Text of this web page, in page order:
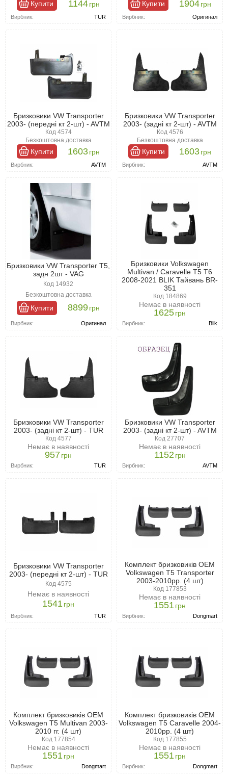
рухаються позаду. Це допомагає уникнути аварійних ситуацій.
на зовнішній вигляд автомобіля. Їх нерідко використовують як
елемент тюнінгу, підкреслюючи стиль та індивідуальність
транспортного засобу.
Купити 1144грн
Вирбник: TUR
Купити 1904грн
Вирбник: Оригинал
Бризковики VW Transporter
2003- (передні кт 2-шт) - AVTM
Код 4574
Безкоштовна доставка
Купити 1603грн
Вирбник: AVTM
Бризковики VW Transporter
2003- (задні кт 2-шт) - AVTM
Код 4576
Безкоштовна доставка
Купити 1603грн
Вирбник: AVTM
Бризковики VW Transporter T5,
задн 2шт - VAG
Код 14932
Безкоштовна доставка
Купити 8899грн
Вирбник: Оригинал
Бризковики Volkswagen
Multivan / Caravelle T5 T6
2008-2021 BLIK Тайвань BR-
351
Код 184869
Немає в наявності
1625грн
Вирбник: Blik
Бризковики VW Transporter
2003- (задні кт 2-шт) - TUR
Код 4577
Немає в наявності
957грн
Вирбник: TUR
Бризковики VW Transporter
2003- (задні кт 2-шт) - AVTM
Код 27707
Немає в наявності
1152 грн
Вирбник: AVTM
Бризковики VW Transporter
2003- (передні кт 2-шт) - TUR
Код 4575
Немає в наявності
1541 грн
Вирбник: TUR
Комплект бризковиків ОЕМ
Volkswagen T5 Transporter
2003-2010рр. (4 шт)
Код 177853
Немає в наявності
1551грн
Вирбник: Dongmart
Комплект бризковиків ОЕМ
Volkswagen T5 Multivan 2003-
2010 гг. (4 шт)
Код 177854
Немає в наявності
1551грн
Вирбник: Dongmart
Комплект бризковиків ОЕМ
Volkswagen T5 Caravelle 2004-
2010рр. (4 шт)
Код 177855
Немає в наявності
1551грн
Вирбник: Dongmart